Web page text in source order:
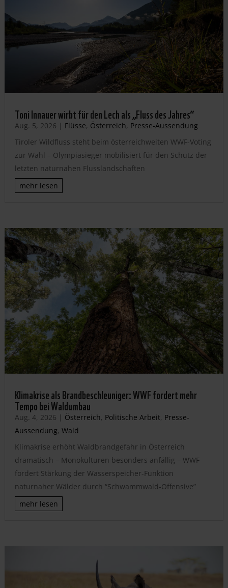
Toni Innauer wirbt für den Lech als „Fluss des Jahres“
Aug. 5, 2026 | Flüsse, Österreich, Presse-Aussendung
Tiroler Wildfluss steht beim österreichweiten WWF-Voting
zur Wahl – Olympiasieger mobilisiert für den Schutz der
letzten naturnahen Flusslandschaften
mehr lesen
Klimakrise als Brandbeschleuniger: WWF fordert mehr
Tempo bei Waldumbau
Aug. 4, 2026 | Österreich, Politische Arbeit, Presse-
Aussendung, Wald
Klimakrise erhöht Waldbrandgefahr in Österreich
dramatisch – Monokulturen besonders anfällig – WWF
fordert Stärkung der Wasserspeicher-Funktion
naturnaher Wälder durch “Schwammwald-Offensive”
mehr lesen